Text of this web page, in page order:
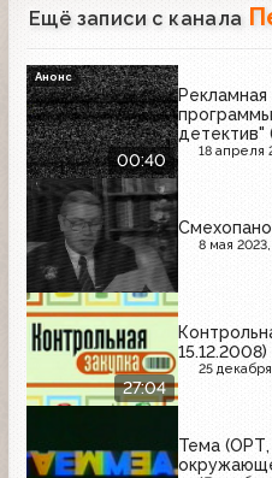
Ещё записи с канала
00:40
Рекламная
детектив"
18 апреля
Анонс
8 мая 2023,
27:04
15.12.2008)
25
Тема (ОРТ,